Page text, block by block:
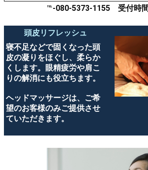
℡-080-5373-1155 受付時
頭皮リフレッシュ
寝不足などで固くなった頭
皮の凝りをほぐし、柔らか
くします。眼精疲労や肩こ
りの解消にも役立ちます。
ヘッドマッサージは、ご希
望のお客様のみご提供させ
ていただきます。